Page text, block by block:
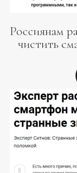
Россиянам
чистить